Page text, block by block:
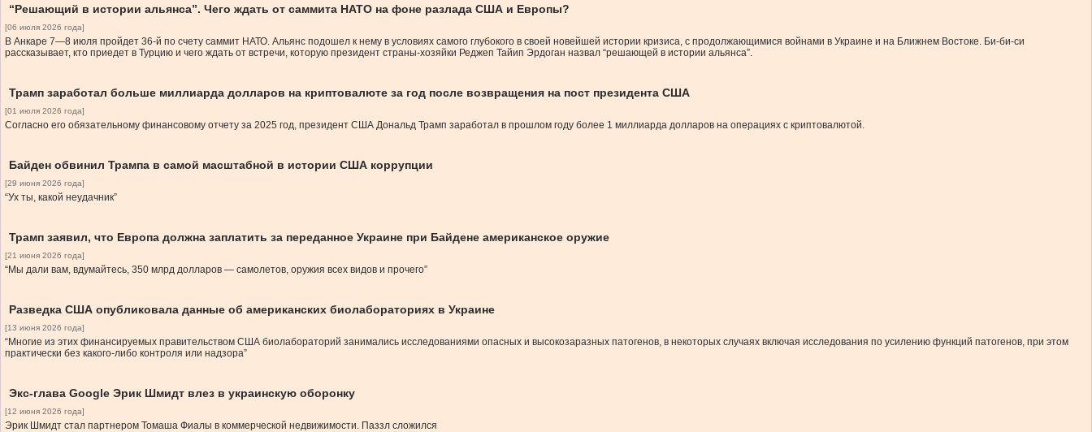
“Решающий в истории альянса”. Чего ждать от саммита НАТО на фоне разлада США и Европы?
[06 июля 2026 года]
В Анкаре 7—8 июля пройдет 36-й по счету саммит НАТО. Альянс подошел к нему в условиях самого глубокого в своей новейшей истории кризиса, с продолжающимися войнами в Украине и на Ближнем Востоке. Би-би-си
рассказывает, кто приедет в Турцию и чего ждать от встречи, которую президент страны-хозяйки Реджеп Тайип Эрдоган назвал “решающей в истории альянса”.
Трамп заработал больше миллиарда долларов на криптовалюте за год после возвращения на пост президента США
[01 июля 2026 года]
Согласно его обязательному финансовому отчету за 2025 год, президент США Дональд Трамп заработал в прошлом году более 1 миллиарда долларов на операциях с криптовалютой.
Байден обвинил Трампа в самой масштабной в истории США коррупции
[29 июня 2026 года]
“Ух ты, какой неудачник”
Трамп заявил, что Европа должна заплатить за переданное Украине при Байдене американское оружие
[21 июня 2026 года]
“Мы дали вам, вдумайтесь, 350 млрд долларов — самолетов, оружия всех видов и прочего”
Разведка США опубликовала данные об американских биолабораториях в Украине
[13 июня 2026 года]
“Многие из этих финансируемых правительством США биолабораторий занимались исследованиями опасных и высокозаразных патогенов, в некоторых случаях включая исследования по усилению функций патогенов, при этом
практически без какого-либо контроля или надзора”
Экс-глава Google Эрик Шмидт влез в украинскую оборонку
[12 июня 2026 года]
Эрик Шмидт стал партнером Томаша Фиалы в коммерческой недвижимости. Паззл сложился